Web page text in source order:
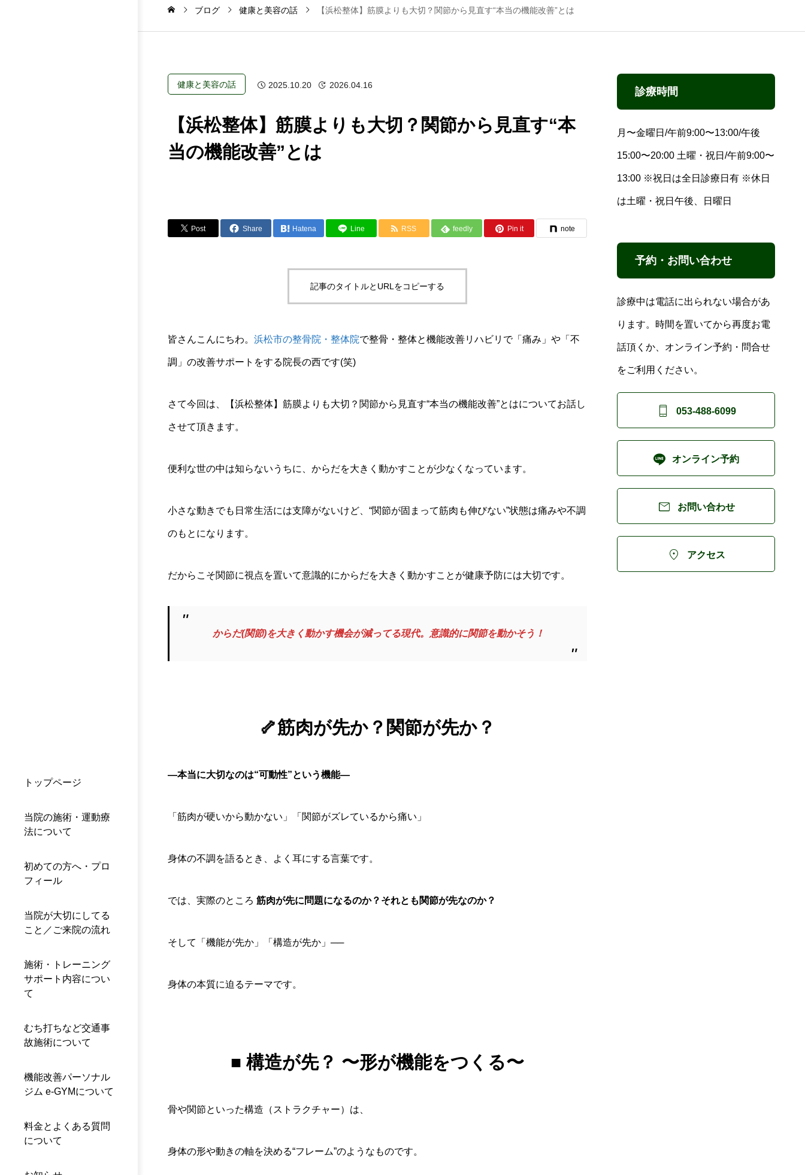
トップページ
当院の施術・運動療
法について
初めての方へ・プロ
フィール
当院が大切にしてる
こと／ご来院の流れ
施術・トレーニング
サポート内容につい
て
むち打ちなど交通事
故施術について
機能改善パーソナル
ジム e-GYMについて
料金とよくある質問
について
ブログ 健康と美容の話 【浜松整体】筋膜よりも大切？関節から見直す“本当の機能改善”とは
健康と美容の話 2025.10.20 2026.04.16
【浜松整体】筋膜よりも大切？関節から見直す“本
当の機能改善”とは
Post Share Hatena Line RSS feedly Pin it note
記事のタイトルとURLをコピーする
皆さんこんにちわ。 浜松市の整骨院・整体院で整骨・整体と機能改善リハビリで「痛み」や「不
調」の改善サポートをする院長の西です(笑)
さて今回は、【浜松整体】筋膜よりも大切？関節から見直す“本当の機能改善”とはについてお話し
させて頂きます。
便利な世の中は知らないうちに、からだを大きく動かすことが少なくなっています。
小さな動きでも日常生活には支障がないけど、“関節が固まって筋肉も伸びない”状態は痛みや不調
のもとになります。
だからこそ関節に視点を置いて意識的にからだを大きく動かすことが健康予防には大切です。
からだ(関節)を大きく動かす機会が減ってる現代。意識的に関節を動かそう！
🦴筋肉が先か？関節が先か？
―本当に大切なのは“可動性”という機能―
「筋肉が硬いから動かない」「関節がズレているから痛い」
身体の不調を語るとき、よく耳にする言葉です。
では、実際のところ 筋肉が先に問題になるのか？それとも関節が先なのか？
そして「機能が先か」「構造が先か」──
身体の本質に迫るテーマです。
■ 構造が先？ 〜形が機能をつくる〜
骨や関節といった構造（ストラクチャー）は、
身体の形や動きの軸を決める“フレーム”のようなものです。
診療時間
月〜金曜日/午前9:00〜13:00/午後
15:00〜20:00 土曜・祝日/午前9:00〜
13:00 ※祝日は全日診療日有 ※休日
は土曜・祝日午後、日曜日
予約・お問い合わせ
診療中は電話に出られない場合があ
ります。時間を置いてから再度お電
話頂くか、オンライン予約・問合せ
をご利用ください。
 053-488-6099
 オンライン予約
 お問い合わせ
 アクセス